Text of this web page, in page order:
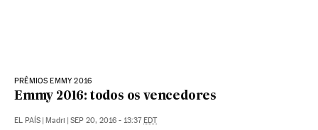
PRÊMIOS EMMY 2016
Emmy 2016: todos os vencedores
EL PAÍS Madri SEP 20, 2016 - 13:37 EDT